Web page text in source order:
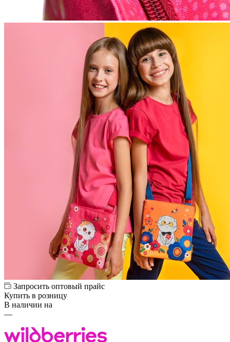
Запросить оптовый прайс
Купить в розницу
В наличии на
—